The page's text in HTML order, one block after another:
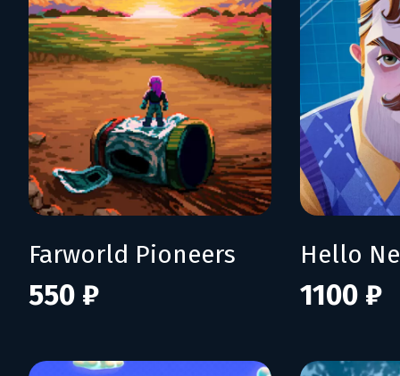
Farworld Pioneers
550 ₽ 1100 ₽